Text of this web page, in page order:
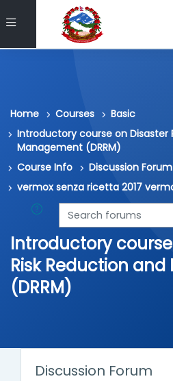
Side panel
Skip to main content
Home Courses
Basic
Introductory course on Disaster
Management (DRRM)
Course Info
Discussion Forum
vermox senza ricetta 2017
Search forums
Introductory
Risk Reduction
(DRRM)
Discussion Forum